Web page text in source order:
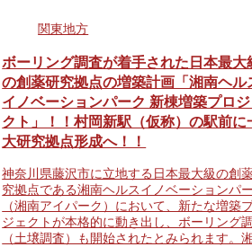
関東地方
ボーリング調査が着手された日本最大
の創薬研究拠点の増築計画「湘南ヘル
イノベーションパーク 新棟増築プロ
クト」！！村岡新駅（仮称）の駅前に
大研究拠点形成へ！！
神奈川県藤沢市に立地する日本最大級の創
究拠点である湘南ヘルスイノベーションパ
（湘南アイパーク）において、新たな増築
ジェクトが本格的に動き出し、ボーリング
（土壌調査）も開始されたとみられます。